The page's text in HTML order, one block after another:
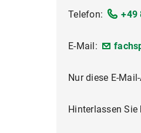
Telefon: +49
E-Mail:
Nur diese E-
Hinterlassen